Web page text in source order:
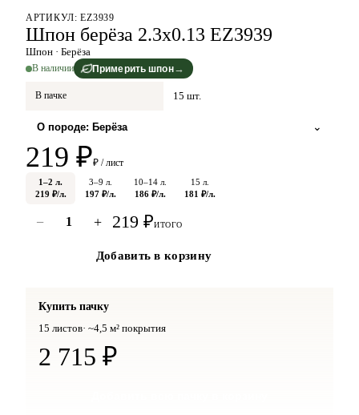
АРТИКУЛ:EZ3939
Шпон берёза 2.3х0.13 EZ3939
Шпон · Берёза
В наличии Примерить шпон→
В пачке 15 шт.
О породе: Берёза ⌄
219 ₽₽ / лист
1–2 л.
219 ₽/л.
3–9 л.
197₽/л.
10–14 л.
186₽/л.
15 л.
181 ₽/л.
− 1 + 219 ₽ИТОГО
Добавить в корзину
Купить пачку
15 листов· ~4,5 м² покрытия
2 715 ₽